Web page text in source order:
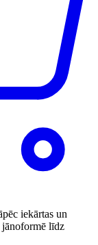
iekārtas un
jānoformē līdz